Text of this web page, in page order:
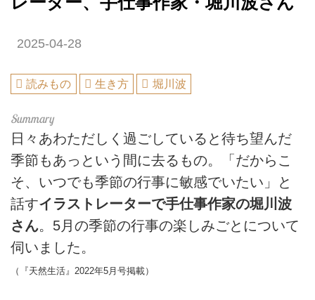
2025-04-28
読みもの 生き方 堀川波
日々あわただしく過ごしていると待ち望んだ
季節もあっという間に去るもの。「だからこ
そ、いつでも季節の行事に敏感でいたい」と
話すイラストレーターで手仕事作家の堀川波
さん。5月の季節の行事の楽しみごとについて
伺いました。
（『天然生活』2022年5月号掲載）